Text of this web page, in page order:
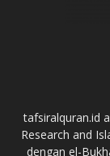
tafsiralquran.id
Research and
dengan el-